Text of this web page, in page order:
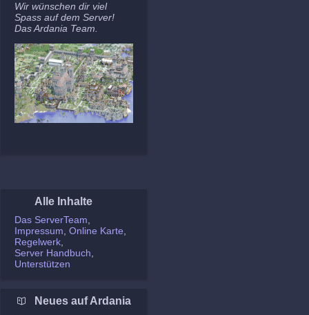
Wir wünschen dir viel
Spass auf dem Server!
Das Ardania Team.
Alle Inhalte
Das ServerTeam
Impressum Online Karte
Regelwerk
Server Handbuch
Unterstützen
Neues auf Ardania